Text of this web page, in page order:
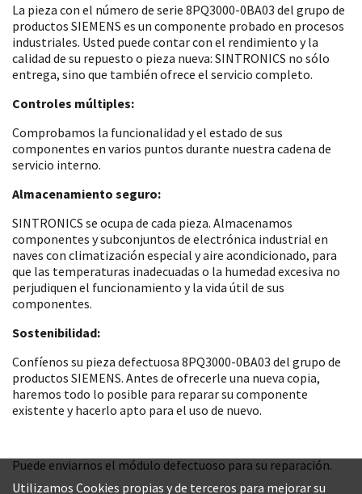
La pieza con el número de serie 8PQ3000-0BA03 del grupo de
productos SIEMENS es un componente probado en procesos
industriales. Usted puede contar con el rendimiento y la
calidad de su repuesto o pieza nueva: SINTRONICS no sólo
entrega, sino que también ofrece el servicio completo.
Controles múltiples:
Comprobamos la funcionalidad y el estado de sus
componentes en varios puntos durante nuestra cadena de
servicio interno.
Almacenamiento seguro:
SINTRONICS se ocupa de cada pieza. Almacenamos
componentes y subconjuntos de electrónica industrial en
naves con climatización especial y aire acondicionado, para
que las temperaturas inadecuadas o la humedad excesiva no
perjudiquen el funcionamiento y la vida útil de sus
componentes.
Sostenibilidad:
Confíenos su pieza defectuosa 8PQ3000-0BA03 del grupo de
productos SIEMENS. Antes de ofrecerle una nueva copia,
haremos todo lo posible para reparar su componente
existente y hacerlo apto para el uso de nuevo.
Puede enviarnos el módulo defectuoso para su reparación.
Utilizamos Cookies propias y de terceros para mejorar su